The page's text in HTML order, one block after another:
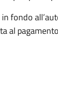
fondo
al